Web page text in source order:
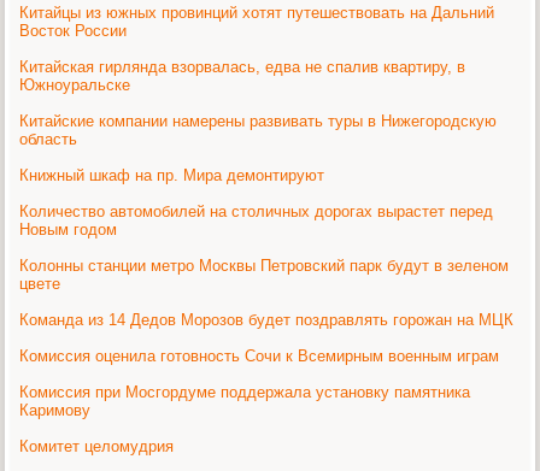
Китайцы из южных провинций хотят путешествовать на Дальний
Восток России
Китайская гирлянда взорвалась, едва не спалив квартиру, в
Южноуральске
Китайские компании намерены развивать туры в Нижегородскую
область
Книжный шкаф на пр. Мира демонтируют
Количество автомобилей на столичных дорогах вырастет перед
Новым годом
Колонны станции метро Москвы Петровский парк будут в зеленом
цвете
Команда из 14 Дедов Морозов будет поздравлять горожан на МЦК
Комиссия оценила готовность Сочи к Всемирным военным играм
Комиссия при Мосгордуме поддержала установку памятника
Каримову
Комитет целомудрия